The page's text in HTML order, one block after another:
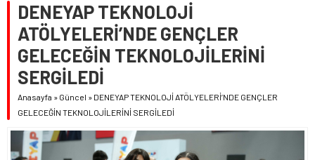
DENEYAP TEKNOLOJİ
ATÖLYELERİ’NDE GENÇLER
GELECEĞİN TEKNOLOJİLERİNİ
SERGİLEDİ
Anasayfa » Güncel » DENEYAP TEKNOLOJİ ATÖLYELERİ’NDE GENÇLER
GELECEĞİN TEKNOLOJİLERİNİ SERGİLEDİ